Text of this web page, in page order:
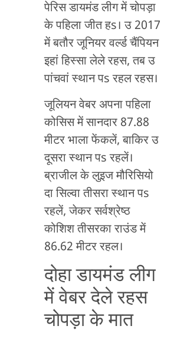
पेरिस डायमंड लीग में चोपड़ा
के पहिला जीत हs। उ 2017
में बतौर जूनियर वर्ल्ड चैंपियन
इहां हिस्सा लेले रहस, तब उ
पांचवां स्थान पs रहल रहस।
जूलियन वेबर अपना पहिला
कोसिस में सानदार 87.88
मीटर भाला फेंकलें, बाकिर उ
दूसरा स्थान पs रहलें।
ब्राजील के लुइज मौरिसियो
दा सिल्वा तीसरा स्थान पs
रहलें, जेकर सर्वश्रेष्ठ
कोशिश तीसरका राउंड में
86.62 मीटर रहल।
दोहा डायमंड लीग
में वेबर देले रहस
चोपड़ा के मात